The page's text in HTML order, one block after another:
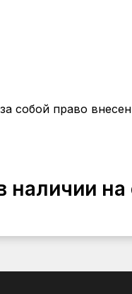
собой право
наличии на